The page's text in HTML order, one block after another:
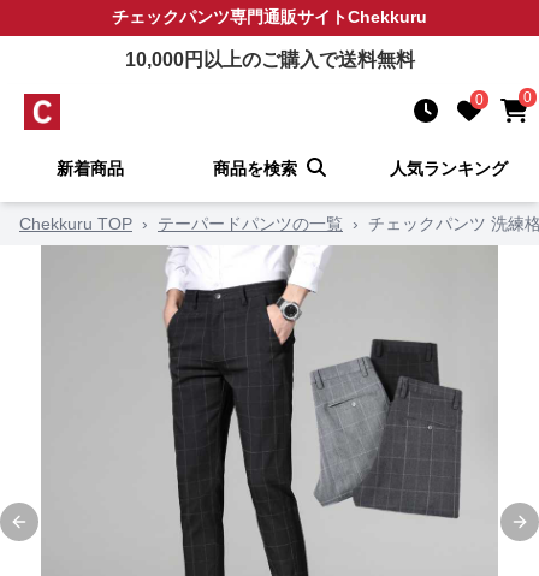
チェックパンツ専門通販サイトChekkuru
10,000円以上のご購入で送料無料
0 0
新着商品 商品を検索 人気ランキング
Chekkuru TOP › テーパードパンツの一覧 › チェックパンツ 洗練
Previous slide